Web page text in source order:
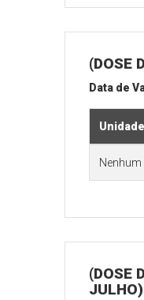
(DOSE
Data de
Unidade
(DOSE
JULHO)